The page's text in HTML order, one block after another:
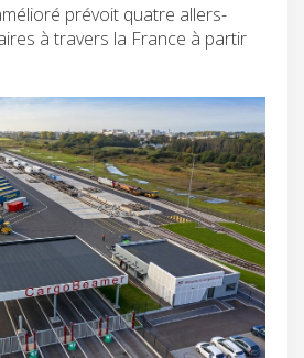
prévoit quatre allers-
à travers la France à partir